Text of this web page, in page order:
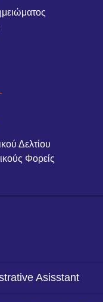
Δελτίου
Φορείς
Asisstant